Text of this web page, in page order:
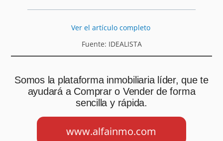
Ver el artículo completo
Fuente: IDEALISTA
Somos la plataforma inmobiliaria líder, que te
ayudará a Comprar o Vender de forma
sencilla y rápida.
www.alfainmo.com